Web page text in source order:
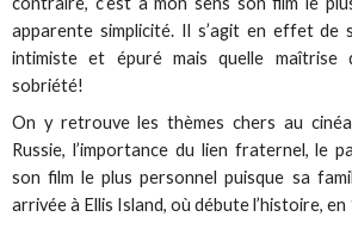
apparente simplicité. Il s’agit en effet de
intimiste et épuré mais quelle
sobriété!
On y retrouve les thèmes chers au
Russie, l’importance du lien fraternel, le
son film le plus personnel puisque sa
arrivée à Ellis Island, où débute l’histoire, en